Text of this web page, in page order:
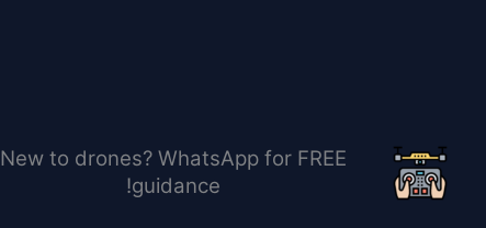
New to drones? WhatsApp for FREE
guidance!